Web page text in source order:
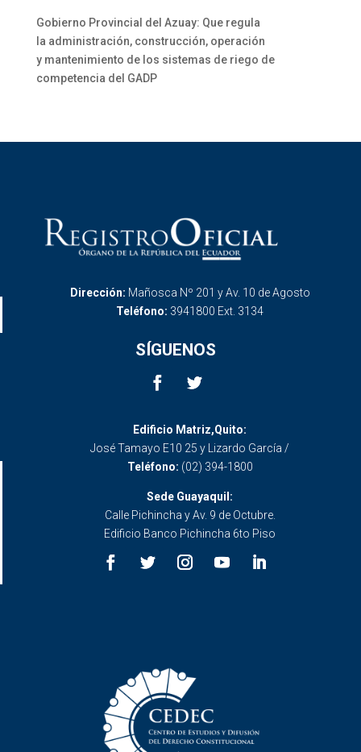
Gobierno Provincial del Azuay: Que regula
la administración, construcción, operación
y mantenimiento de los sistemas de riego de
competencia del GADP
Dirección: Mañosca Nº 201 y Av. 10 de Agosto
Teléfono: 3941800 Ext. 3134
SÍGUENOS
Edificio Matriz,Quito:
José Tamayo E10 25 y Lizardo García /
Teléfono: (02) 394-1800
Sede Guayaquil:
Calle Pichincha y Av. 9 de Octubre.
Edificio Banco Pichincha 6to Piso